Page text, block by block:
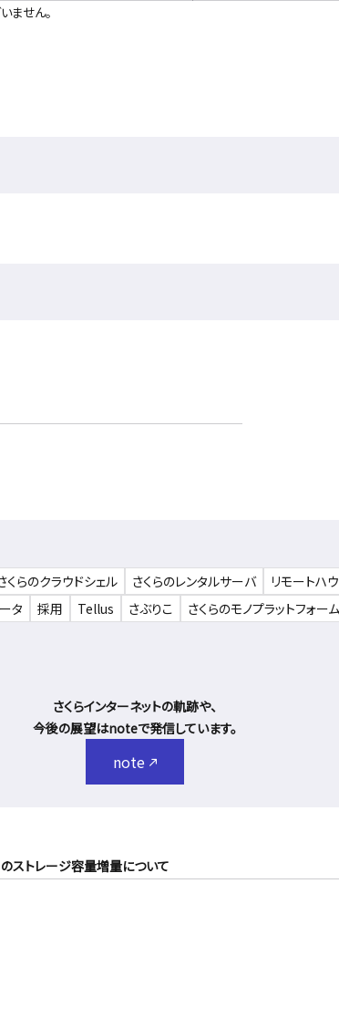
ません。
くらのクラウドシェル さくらのレンタルサーバ リモートハ
タ 採用 Tellus さぶりこ さくらのモノプラットフォーム
さくらインターネットの軌跡や、
今後の展望はnoteで発信しています。
note
ストレージ容量増量について